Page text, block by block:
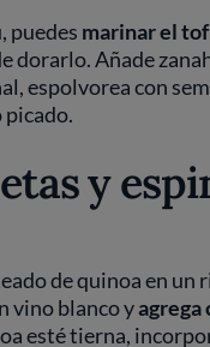
puedes marinar el
dorarlo. Añade
espolvorea con
y
de quinoa en un
vino blanco yagrega
esté tierna,